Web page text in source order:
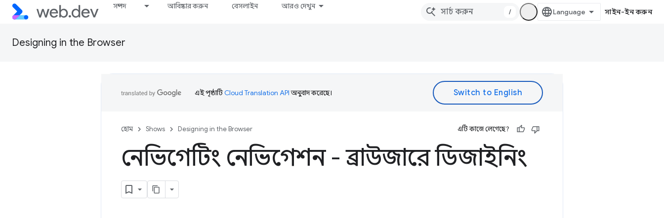
সম্পদ আবিষ্কার করুন বেসলাইন আরও দেখুন
/ সাইন-ইন করুন
Designing in the Browser
এই পৃষ্ঠাটিCloud Translation APIঅনুবাদ করেছে।
হোম Shows Designing in the Browser এটি কাজে লেগেছে?
নেভিগেটিং নেভিগেশন - ব্রাউজারে ডিজাইনিং